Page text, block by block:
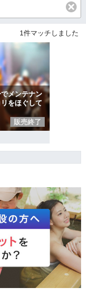
1件マッチしました
メンテナン
をほぐして
販売終了